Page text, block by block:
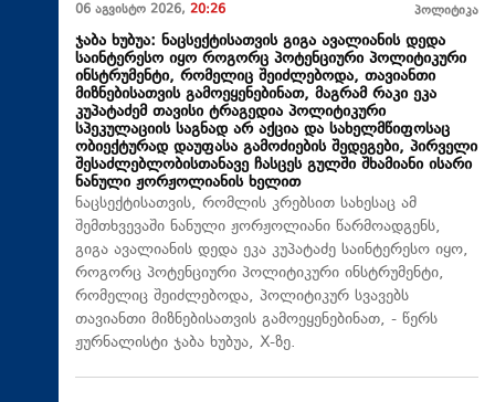
06 აგვისტო 2026, 20:26 პოლიტიკა
ჯაბა ხუბუა: ნაცსექტისათვის გიგა ავალიანის დედა
საინტერესო იყო როგორც პოტენციური პოლიტიკური
ინსტრუმენტი, რომელიც შეიძლებოდა, თავიანთი
მიზნებისათვის გამოეყენებინათ, მაგრამ რაკი ეკა
კუპატაძემ თავისი ტრაგედია პოლიტიკური
სპეკულაციის საგნად არ აქცია და სახელმწიფოსაც
ობიექტურად დაუფასა გამოძიების შედეგები, პირველი
შესაძლებლობისთანავე ჩასცეს გულში შხამიანი ისარი
ნანული ჟორჟოლიანის ხელით
ნაცსექტისათვის, რომლის კრებსით სახესაც ამ
შემთხვევაში ნანული ჟორჟოლიანი წარმოადგენს,
გიგა ავალიანის დედა ეკა კუპატაძე საინტერესო იყო,
როგორც პოტენციური პოლიტიკური ინსტრუმენტი,
რომელიც შეიძლებოდა, პოლიტიკურ სვავებს
თავიანთი მიზნებისათვის გამოეყენებინათ, - წერს
ჟურნალისტი ჯაბა ხუბუა, X-ზე.